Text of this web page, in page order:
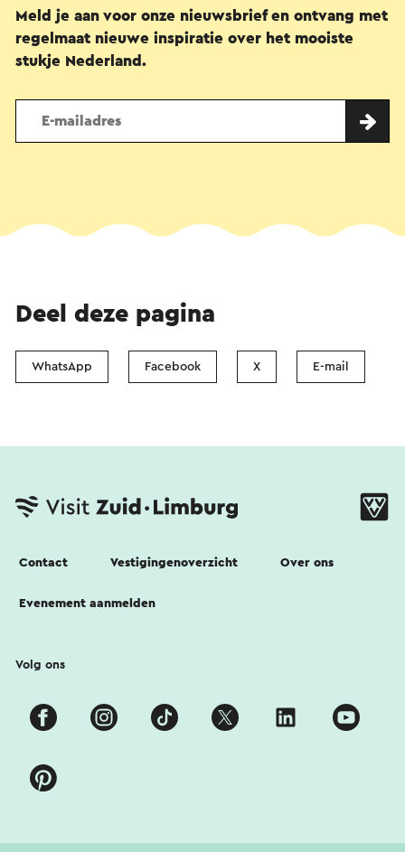
Meld je aan voor onze nieuwsbrief en ontvang met
regelmaat nieuwe inspiratie over het mooiste
stukje Nederland.
Deel deze pagina
WhatsApp Facebook X E-mail
Contact Vestigingenoverzicht Over ons
Evenement aanmelden
Volg ons